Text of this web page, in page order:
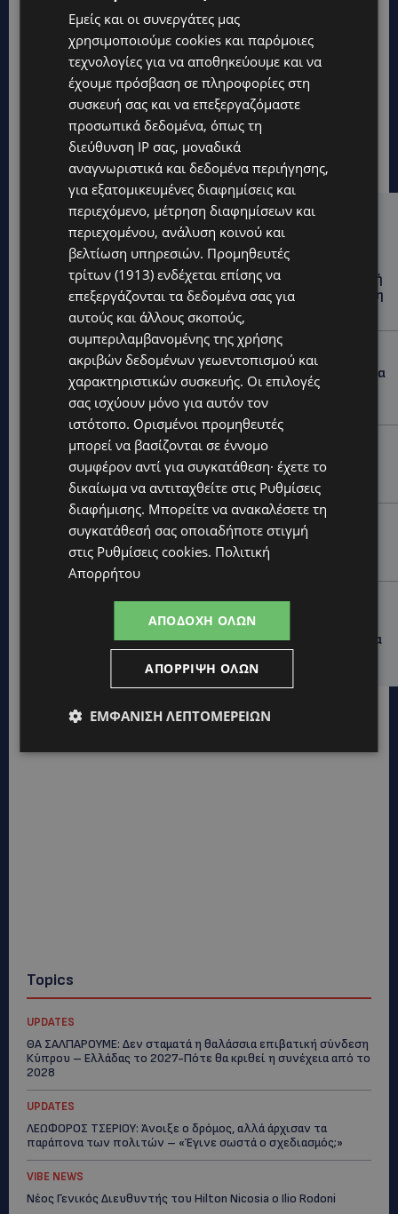
Hot this week
UPDATES
ΘΑ ΣΑΛΠΑΡΟΥΜΕ: Δεν σταματά η θαλάσσια επιβατική
σύνδεση Κύπρου – Ελλάδας το 2027-Πότε θα κριθεί η
συνέχεια από το 2028
UPDATES
ΛΕΩΦΟΡΟΣ ΤΣΕΡΙΟΥ: Άνοιξε ο δρόμος, αλλά άρχισαν τα
παράπονα των πολιτών – «Έγινε σωστά ο
σχεδιασμός;»
VIBE NEWS
Νέος Γενικός Διευθυντής του Hilton Nicosia ο Ilio
Rodoni
VIBE NEWS
Η Peugeot είναι ο επίσημος συνεργάτης του
Φεστιβάλ Κινηματογράφου της Βενετίας
Lidl Better Living Days #summer2026: Ένα μοναδικό
ταξίδι ευεξίας, γεμάτο γεύση, ενέργεια και χαμόγελα
σε όλη την Κύπρο
Topics
UPDATES
ΘΑ ΣΑΛΠΑΡΟΥΜΕ: Δεν σταματά η θαλάσσια επιβατική σύνδεση
Κύπρου – Ελλάδας το 2027-Πότε θα κριθεί η συνέχεια από το
2028
UPDATES
ΛΕΩΦΟΡΟΣ ΤΣΕΡΙΟΥ: Άνοιξε ο δρόμος, αλλά άρχισαν τα
παράπονα των πολιτών – «Έγινε σωστά ο σχεδιασμός;»
VIBE NEWS
Νέος Γενικός Διευθυντής του Hilton Nicosia ο Ilio Rodoni
Εμείς και οι συνεργάτες μας
χρησιμοποιούμε cookies και παρόμοιες
τεχνολογίες για να αποθηκεύουμε και να
έχουμε πρόσβαση σε πληροφορίες στη
συσκευή σας και να επεξεργαζόμαστε
προσωπικά δεδομένα, όπως τη
διεύθυνση IP σας, μοναδικά
αναγνωριστικά και δεδομένα περιήγησης,
για εξατομικευμένες διαφημίσεις και
περιεχόμενο, μέτρηση διαφημίσεων και
περιεχομένου, ανάλυση κοινού και
βελτίωση υπηρεσιών. Προμηθευτές
τρίτων (1913) ενδέχεται επίσης να
επεξεργάζονται τα δεδομένα σας για
αυτούς και άλλους σκοπούς,
συμπεριλαμβανομένης της χρήσης
ακριβών δεδομένων γεωεντοπισμού και
χαρακτηριστικών συσκευής. Οι επιλογές
σας ισχύουν μόνο για αυτόν τον
ιστότοπο. Ορισμένοι προμηθευτές
μπορεί να βασίζονται σε έννομο
συμφέρον αντί για συγκατάθεση· έχετε το
δικαίωμα να αντιταχθείτε στις Ρυθμίσεις
διαφήμισης. Μπορείτε να ανακαλέσετε τη
συγκατάθεσή σας οποιαδήποτε στιγμή
στις Ρυθμίσεις cookies. Πολιτική
Απορρήτου
ΑΠΟΔΟΧΉ ΌΛΩΝ
ΑΠΌΡΡΙΨΗ ΌΛΩΝ
ΕΜΦΆΝΙΣΗ ΛΕΠΤΟΜΕΡΕΙΏΝ